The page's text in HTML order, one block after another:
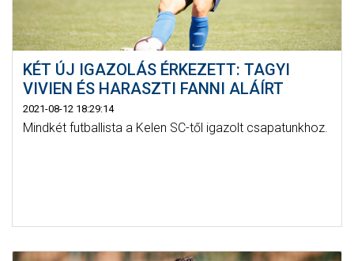
SAJTÓ
KÉT ÚJ IGAZOLÁS ÉRKEZETT: TAGYI
VIVIEN ÉS HARASZTI FANNI ALÁÍRT
2021-08-12 18:29:14
Mindkét futballista a Kelen SC-től igazolt csapatunkhoz.